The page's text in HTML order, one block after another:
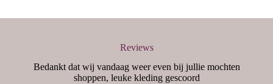
Reviews
Bedankt dat wij vandaag weer even bij jullie mochten
shoppen, leuke kleding gescoord